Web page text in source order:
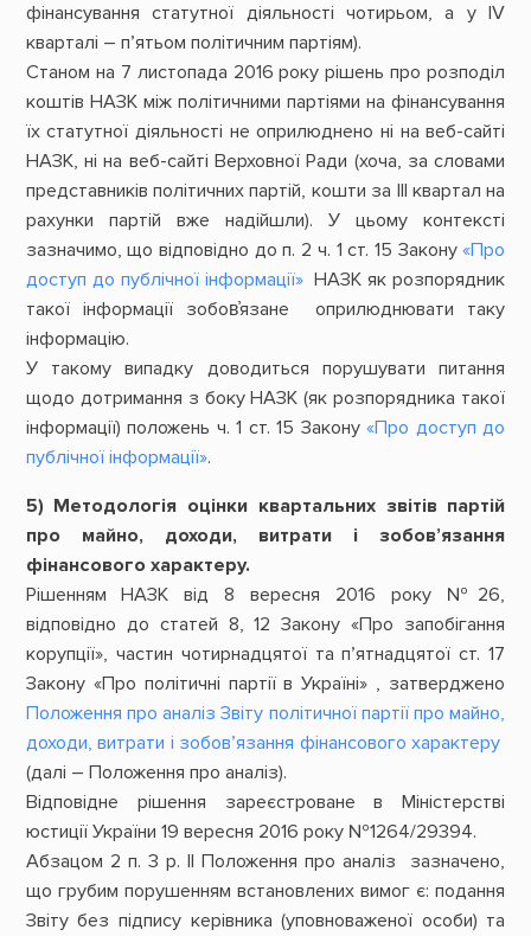
фінансування статутної діяльності чотирьом, а у ІV
кварталі – п’ятьом політичним партіям).
Станом на 7 листопада 2016 року рішень про розподіл
коштів НАЗК між політичними партіями на фінансування
їх статутної діяльності не оприлюднено ні на веб-сайті
НАЗК, ні на веб-сайті Верховної Ради (хоча, за словами
представників політичних партій, кошти за III квартал на
рахунки партій вже надійшли). У цьому контексті
зазначимо, що відповідно до п. 2 ч. 1 ст. 15 Закону«Про
доступ до публічної інформації»НАЗК як розпорядник
такої інформації зобов҆язане оприлюднювати таку
інформацію.
У такому випадку доводиться порушувати питання
щодо дотримання з боку НАЗК (як розпорядника такої
інформації) положень ч. 1 ст. 15 Закону«Про доступ до
публічної інформації».
5) Методологія оцінки квартальних звітів партій
про майно, доходи, витрати і зобов’язання
фінансового характеру.
Рішенням НАЗК від 8 вересня 2016 року №26,
відповідно до статей 8, 12 Закону «Про запобігання
корупції», частин чотирнадцятої та п’ятнадцятої ст. 17
Закону «Про політичні партії в Україні» , затверджено
Положення про аналіз Звіту політичної партії про майно,
доходи, витрати і зобов’язання фінансового характеру
(далі – Положення про аналіз).
Відповідне рішення зареєстроване в Міністерстві
юстиції України 19 вересня 2016 року №1264/29394.
Абзацом 2 п. 3 р. II Положення про аналіз зазначено,
що грубим порушенням встановлених вимог є: подання
Звіту без підпису керівника (уповноваженої особи) та